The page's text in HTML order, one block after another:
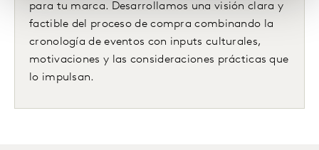
para tu marca. Desarrollamos una visión clara y
factible del proceso de compra combinando la
cronología de eventos con inputs culturales,
motivaciones y las consideraciones prácticas que
lo impulsan.